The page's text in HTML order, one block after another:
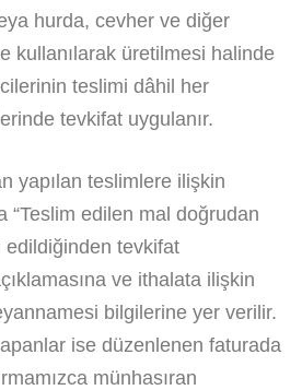
hurda, cevher ve diğer
kullanılarak üretilmesi halinde
teslimi dâhil her
tevkifat uygulanır.
yapılan teslimlere ilişkin
“Teslim edilen mal doğrudan
tevkifat
ve ithalata ilişkin
bilgilerine yer verilir.
ise düzenlenen faturada
münhasıran